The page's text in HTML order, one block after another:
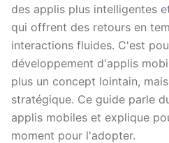
des applis plus intelligentes
qui offrent des retours en
interactions fluides. C'est
développement d'applis
plus un concept lointain,
stratégique. Ce guide parle
applis mobiles et explique
moment pour l'adopter.